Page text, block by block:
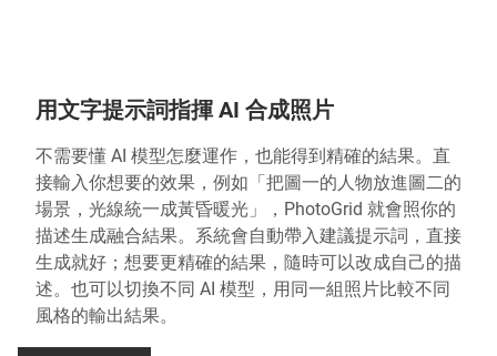
用文字提示詞指揮 AI 合成照片
不需要懂 AI 模型怎麼運作，也能得到精確的結果。直
接輸入你想要的效果，例如「把圖一的人物放進圖二的
場景，光線統一成黃昏暖光」，PhotoGrid 就會照你的
描述生成融合結果。系統會自動帶入建議提示詞，直接
生成就好；想要更精確的結果，隨時可以改成自己的描
述。也可以切換不同 AI 模型，用同一組照片比較不同
風格的輸出結果。